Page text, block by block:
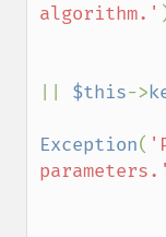
algorithm.'
$this->
Exception(
parameters.'